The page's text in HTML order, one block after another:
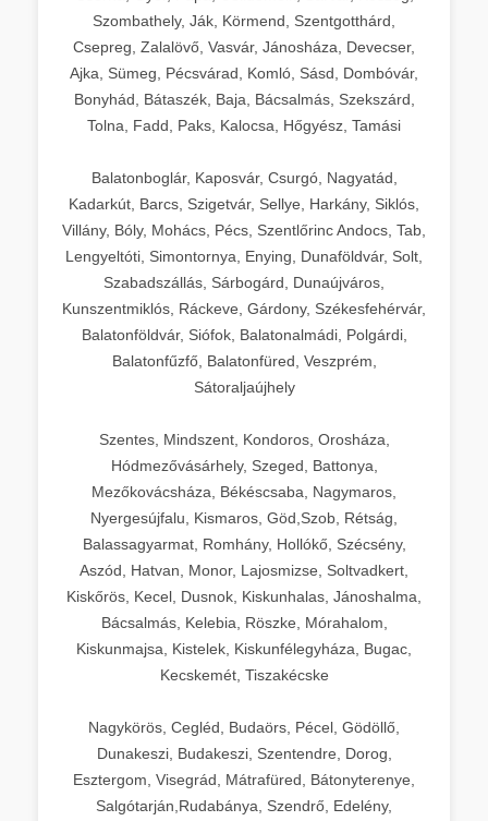
Szombathely, Ják, Körmend, Szentgotthárd,
Csepreg, Zalalövő, Vasvár, Jánosháza, Devecser,
Ajka, Sümeg, Pécsvárad, Komló, Sásd, Dombóvár,
Bonyhád, Bátaszék, Baja, Bácsalmás, Szekszárd,
Tolna, Fadd, Paks, Kalocsa, Hőgyész, Tamási
Balatonboglár, Kaposvár, Csurgó, Nagyatád,
Kadarkút, Barcs, Szigetvár, Sellye, Harkány, Siklós,
Villány, Bóly, Mohács, Pécs, Szentlőrinc Andocs, Tab,
Lengyeltóti, Simontornya, Enying, Dunaföldvár, Solt,
Szabadszállás, Sárbogárd, Dunaújváros,
Kunszentmiklós, Ráckeve, Gárdony, Székesfehérvár,
Balatonföldvár, Siófok, Balatonalmádi, Polgárdi,
Balatonfűzfő, Balatonfüred, Veszprém,
Sátoraljaújhely
Szentes, Mindszent, Kondoros, Orosháza,
Hódmezővásárhely, Szeged, Battonya,
Mezőkovácsháza, Békéscsaba, Nagymaros,
Nyergesújfalu, Kismaros, Göd,Szob, Rétság,
Balassagyarmat, Romhány, Hollókő, Szécsény,
Aszód, Hatvan, Monor, Lajosmizse, Soltvadkert,
Kiskőrös, Kecel, Dusnok, Kiskunhalas, Jánoshalma,
Bácsalmás, Kelebia, Röszke, Mórahalom,
Kiskunmajsa, Kistelek, Kiskunfélegyháza, Bugac,
Kecskemét, Tiszakécske
Nagykörös, Cegléd, Budaörs, Pécel, Gödöllő,
Dunakeszi, Budakeszi, Szentendre, Dorog,
Esztergom, Visegrád, Mátrafüred, Bátonyterenye,
Salgótarján,Rudabánya, Szendrő, Edelény,